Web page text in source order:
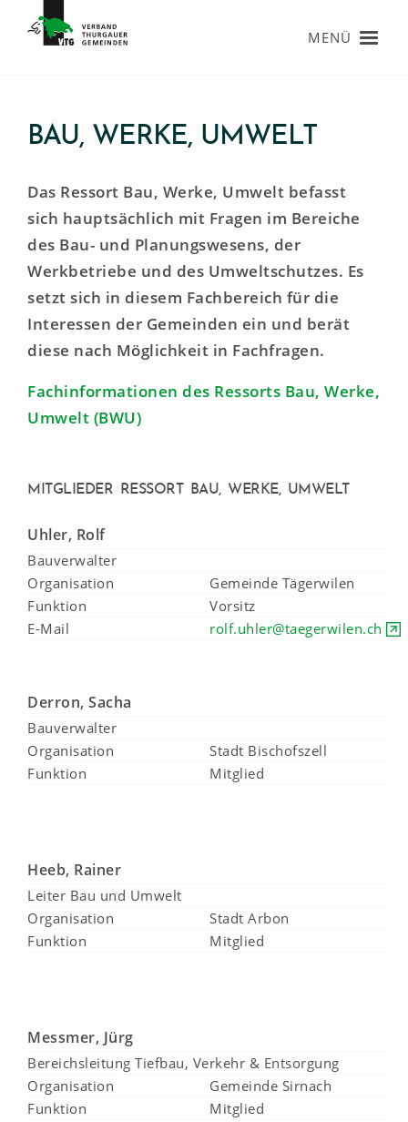
MENÜ
Startseite
Verband
Agenda
Informationen
Karriere
Startseite
Verband
Über den VTG
Organisation
Mitglieder
Geschäftsstelle
Kontrollstelle
BAU, WERKE, UMWELT
Das Ressort Bau, Werke, Umwelt befasst
sich hauptsächlich mit Fragen im Bereiche
des Bau- und Planungswesens, der
Werkbetriebe und des Umweltschutzes. Es
setzt sich in diesem Fachbereich für die
Interessen der Gemeinden ein und berät
diese nach Möglichkeit in Fachfragen.
Fachinformationen des Ressorts Bau, Werke,
Umwelt (BWU)
MITGLIEDER RESSORT BAU, WERKE, UMWELT
Uhler, Rolf
Bauverwalter
Organisation
Gemeinde Tägerwilen
Funktion
Vorsitz
E-Mail
rolf.uhler@taegerwilen.ch
Derron, Sacha
Bauverwalter
Organisation
Stadt Bischofszell
Funktion
Mitglied
Heeb, Rainer
Leiter Bau und Umwelt
Organisation
Stadt Arbon
Funktion
Mitglied
Messmer, Jürg
Bereichsleitung Tiefbau, Verkehr & Entsorgung
Organisation
Gemeinde Sirnach
Funktion
Mitglied